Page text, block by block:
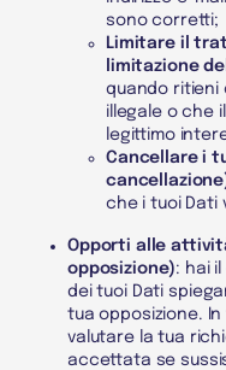
sono corretti;
Limitare il
limitazione
quando ritieni
illegale o che
legittimo
Cancellare i
che i tuoi Dati
Opporti alle
opposizione): hai
dei tuoi Dati
tua opposizione.
valutare la tua
accettata se